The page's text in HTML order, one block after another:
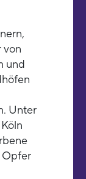
von
und
Unter
Opfer